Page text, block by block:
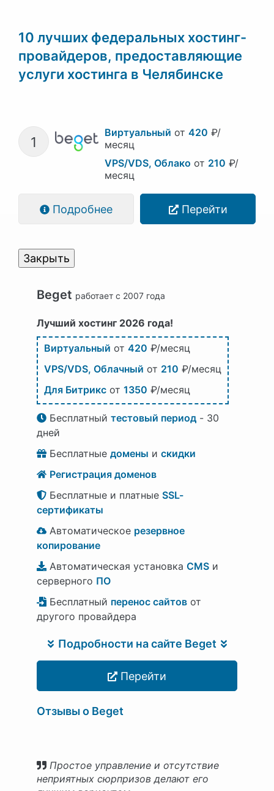
10 лучших федеральных хостинг-
провайдеров, предоставляющие
услуги хостинга в Челябинске
1
Виртуальный от 420 ₽/
месяц
VPS/VDS, Облако от 210 ₽/
месяц
Подробнее Перейти
Закрыть
Beget работает с 2007 года
Лучший хостинг 2026 года!
Виртуальный от 420 ₽/месяц
VPS/VDS, Облачный от 210 ₽/месяц
Для Битрикс от 1350 ₽/месяц
Бесплатный тестовый период - 30
дней
Бесплатные домены и скидки
Регистрация доменов
Бесплатные и платные SSL-
сертификаты
Автоматическое резервное
копирование
Автоматическая установка CMS и
серверного ПО
Бесплатный перенос сайтов от
другого провайдера
Подробности на сайте Beget
Перейти
Отзывы о Beget
Простое управление и отсутствие
неприятных сюрпризов делают его